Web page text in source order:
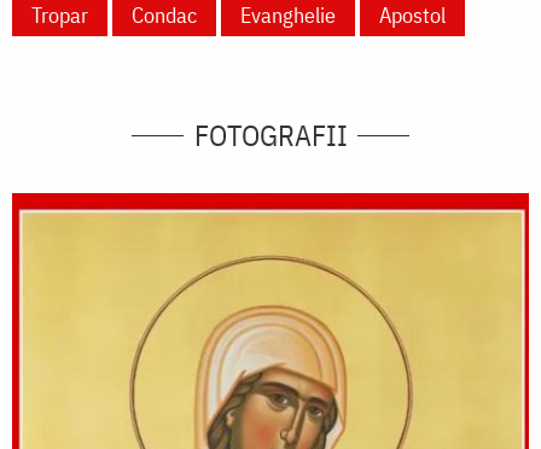
Tropar
Condac Evanghelie Apostol
FOTOGRAFII